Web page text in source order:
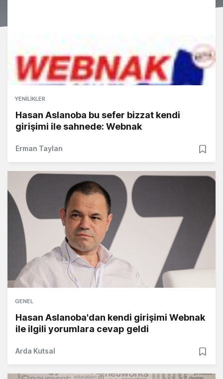
YENILIKLER
Hasan Aslanoba bu sefer bizzat kendi
girişimi ile sahnede: Webnak
Erman Taylan
GENEL
Hasan Aslanoba'dan kendi girişimi Webnak
ile ilgili yorumlara cevap geldi
Arda Kutsal